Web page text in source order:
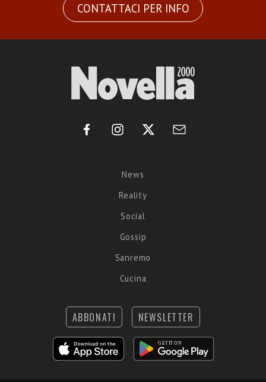
CONTATTACI PER INFO
News
Reality
Social
Gossip
Sanremo
Cucina
ABBONATI NEWSLETTER